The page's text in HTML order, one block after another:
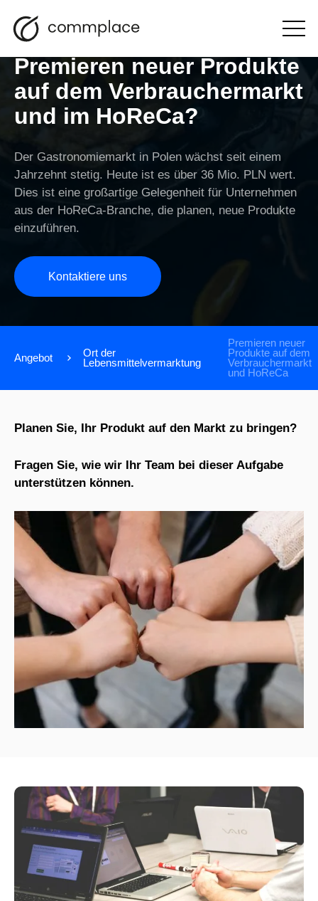
Wie plant man die
Premieren neuer Produkte
auf dem Verbrauchermarkt
und im HoReCa?
Der Gastronomiemarkt in Polen wächst seit einem
Jahrzehnt stetig. Heute ist es über 36 Mio. PLN wert.
Dies ist eine großartige Gelegenheit für Unternehmen
aus der HoReCa-Branche, die planen, neue Produkte
einzuführen.
Kontaktiere uns
Angebot
Ort der
Lebensmittelvermarktung
Premieren neuer
Produkte auf dem
Verbrauchermarkt
und HoReCa
Planen Sie, Ihr Produkt auf den Markt zu bringen?
Fragen Sie, wie wir Ihr Team bei dieser Aufgabe
unterstützen können.